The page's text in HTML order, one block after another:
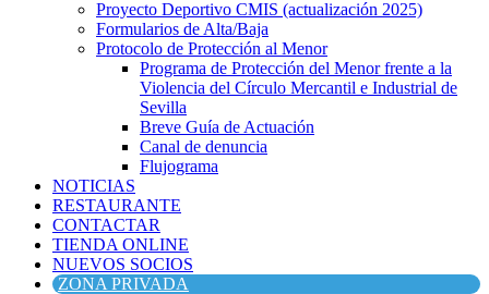
Proyecto Deportivo CMIS (actualización 2025)
Formularios de Alta/Baja
Protocolo de Protección al Menor
Programa de Protección del Menor frente a la
Violencia del Círculo Mercantil e Industrial de
Sevilla
Breve Guía de Actuación
Canal de denuncia
Flujograma
NOTICIAS
RESTAURANTE
CONTACTAR
TIENDA ONLINE
NUEVOS SOCIOS
ZONA PRIVADA